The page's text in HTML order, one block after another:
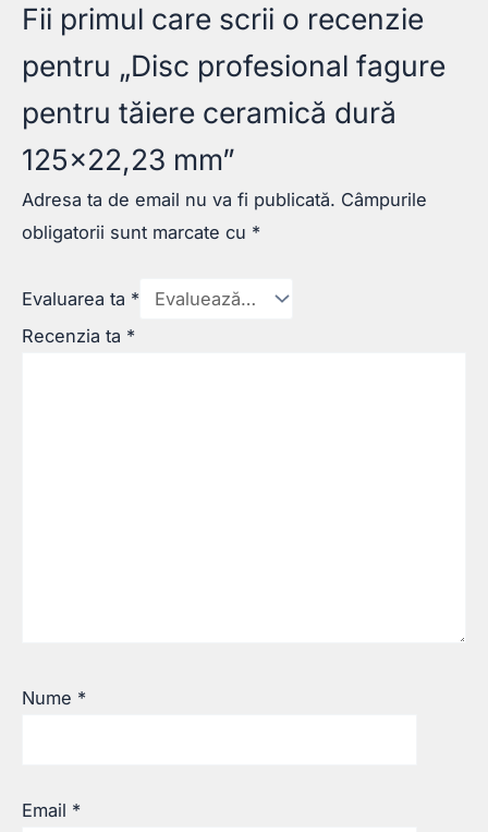
Fii primul care scrii o recenzie
pentru „Disc profesional fagure
pentru tăiere ceramică dură
125×22,23 mm”
Adresa ta de email nu va fi publicată. Câmpurile
obligatorii sunt marcate cu *
Evaluarea ta *
Recenzia ta *
Nume *
Email *